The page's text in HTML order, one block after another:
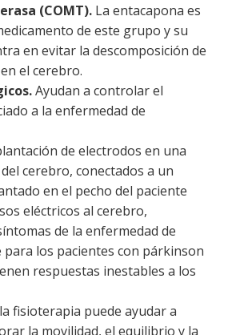
(COMT). La entacapona es
de este grupo y su
en evitar la descomposición de
el cerebro.
Ayudan a controlar el
a la enfermedad de
de electrodos en una
cerebro, conectados a un
en el pecho del paciente
eléctricos al cerebro,
de la enfermedad de
para los pacientes con párkinson
respuestas inestables a los
la fisioterapia puede ayudar a
la movilidad, el equilibrio y la